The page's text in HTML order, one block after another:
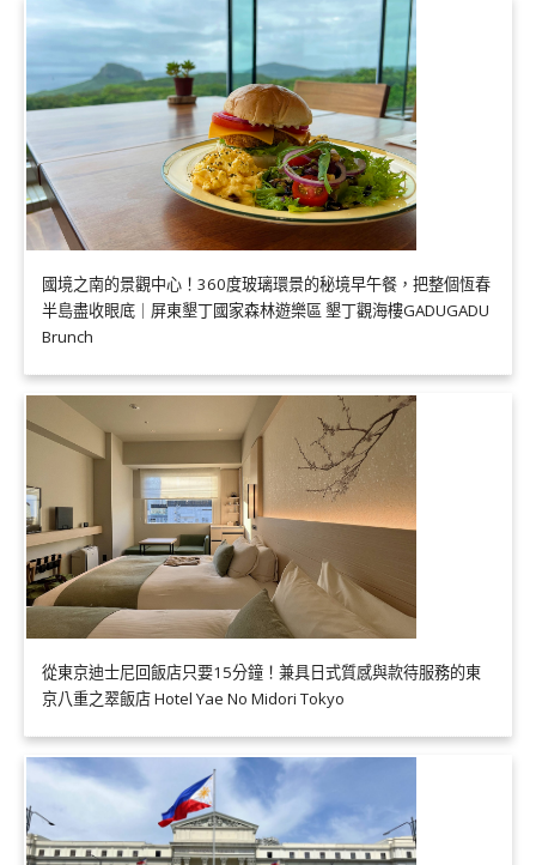
國境之南的景觀中心！360度玻璃環景的秘境早午餐，把整個恆春
半島盡收眼底｜屏東墾丁國家森林遊樂區 墾丁觀海樓GADUGADU
Brunch
從東京迪士尼回飯店只要15分鐘！兼具日式質感與款待服務的東
京八重之翠飯店 Hotel Yae No Midori Tokyo